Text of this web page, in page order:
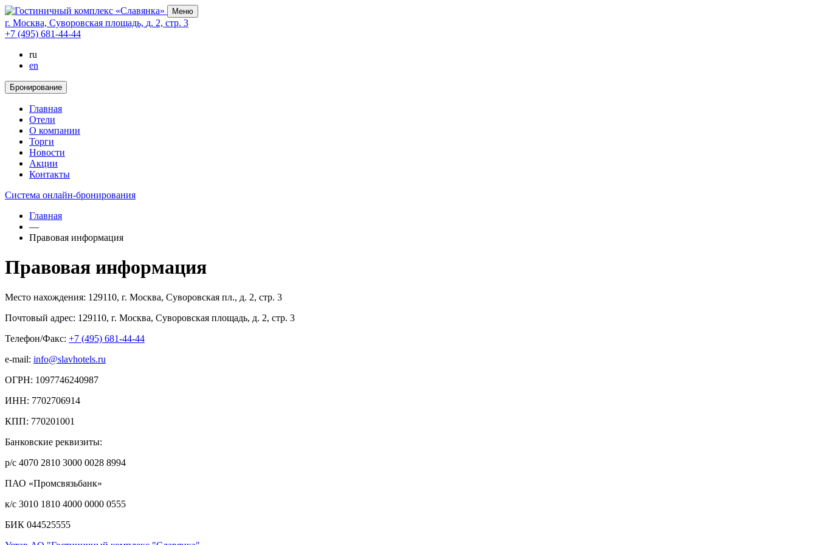
Меню
г. Москва, Суворовская площадь, д. 2, стр. 3
+7 (495) 681-44-44
ru
en
Бронирование
Главная
Отели
О компании
Торги
Новости
Акции
Контакты
Cистема онлайн-бронирования
Главная
—
Правовая информация
Правовая информация
Место нахождения: 129110, г. Москва, Суворовская пл., д. 2, стр. 3
Почтовый адрес: 129110, г. Москва, Суворовская площадь, д. 2, стр. 3
Телефон/Факс: +7 (495) 681-44-44
e-mail: info@slavhotels.ru
ОГРН: 1097746240987
ИНН: 7702706914
КПП: 770201001
Банковские реквизиты:
р/с 4070 2810 3000 0028 8994
ПАО «Промсвязьбанк»
к/с 3010 1810 4000 0000 0555
БИК 044525555